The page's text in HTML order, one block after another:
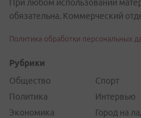
При любом использовании
обязательна. Коммерческий
Политика обработки персональных
Рубрики
Общество
Политика
Экономика
Спорт
Интервью
Город на